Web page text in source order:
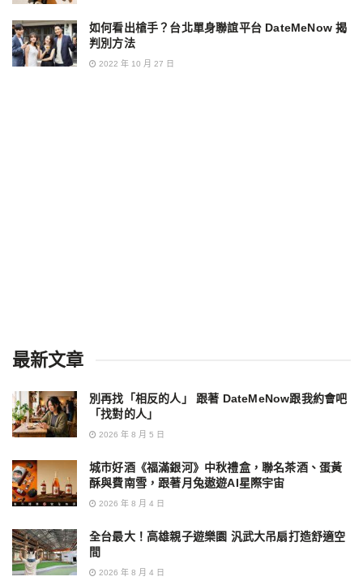
如何看出槍手？台北單身聯誼平台 DateMeNow 揭
判別方法
2022 年 10 月 27 日
最新文章
別再找「相反的人」 跟著 DateMeNow跟我約會吧
「找對的人」
2026 年 8 月 5 日
城市好酒《福滿銀河》中秋禮盒，聯名茶酒、蛋黃
酥與費南雪，跟著月兔遨遊AI星際宇宙
2026 年 8 月 4 日
全台最大！高雄親子遊樂園 汎武大吊扇打造舒適空
間
2026 年 8 月 4 日